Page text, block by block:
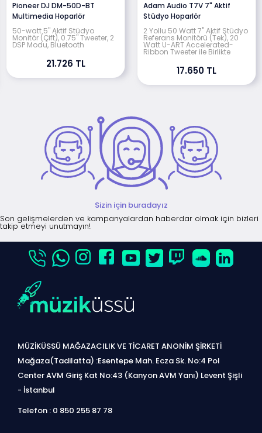
Pioneer DJ DM-50D-BT
Multimedia Hoparlör
50-watt 5" Aktif Stüdyo
Monitör (Çift), 0.75" Tweeter, 2
DSP Modu, Bluetooth
21.726 TL
Adam Audio T7V 7" Aktif
Stüdyo Hoparlör
2 Yollu 50 Watt 7" Aktif Stüdyo
Referans Monitörü (Tek), 20
Watt U-ART Accelerated-
Ribbon Tweeter ile Birlikte
17.650 TL
Sizin için buradayız
Son gelişmelerden ve kampanyalardan haberdar olmak için bizleri
takip etmeyi unutmayın!
MÜZİKÜSSÜ MAĞAZACILIK VE TİCARET ANONİM ŞİRKETİ
Mağaza(Tadilatta) :Esentepe Mah. Ecza Sk. No:4 Pol
Center AVM Giriş Kat No:43 (Kanyon AVM Yanı) Levent Şişli
- İstanbul
Telefon : 0 850 255 87 78